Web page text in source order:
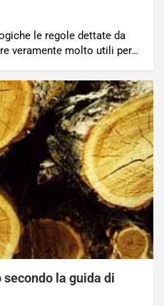
le regole dettate da
veramente molto utili per…
la guida di